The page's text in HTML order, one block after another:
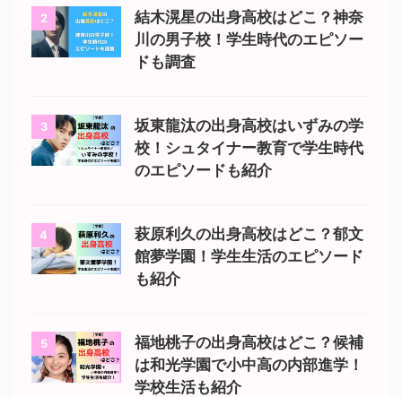
2
結木滉星の出身高校はどこ？神奈
川の男子校！学生時代のエピソー
ドも調査
3
坂東龍汰の出身高校はいずみの学
校！シュタイナー教育で学生時代
のエピソードも紹介
4
萩原利久の出身高校はどこ？郁文
館夢学園！学生生活のエピソード
も紹介
5
福地桃子の出身高校はどこ？候補
は和光学園で小中高の内部進学！
学校生活も紹介